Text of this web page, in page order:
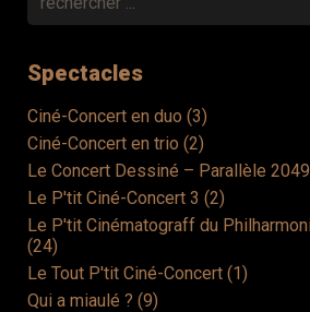
Spectacles
Ciné-Concert en duo (3)
Ciné-Concert en trio (2)
Le Concert Dessiné – Parallèle
Le P'tit Ciné-Concert 3 (2)
Le P'tit Cinématograff du
(24)
Le Tout P'tit Ciné-Concert (1)
Qui a miaulé ? (9)